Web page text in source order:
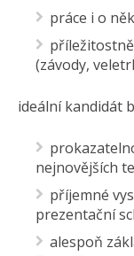
práce i o
(závody,
ideální kandidát
nejnovějších
příjemné
prezentační
alespoň